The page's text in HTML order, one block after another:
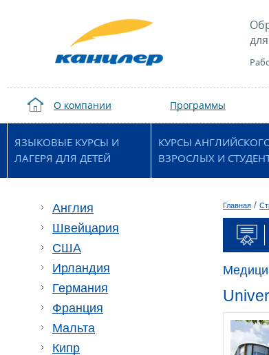
О компании Программы
ЯЗЫКОВЫЕ КУРСЫ И
ЛАГЕРЯ ДЛЯ ДЕТЕЙ
КУРСЫ
ВЗРОСЛЫХ И
Англия
Швейцария
США
Ирландия
Германия
Франция
Мальта
Кипр
Главная /